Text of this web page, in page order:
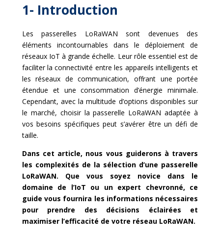
1- Introduction
Les passerelles LoRaWAN sont devenues des
éléments incontournables dans le déploiement de
réseaux IoT à grande échelle. Leur rôle essentiel est de
faciliter la connectivité entre les appareils intelligents et
les réseaux de communication, offrant une portée
étendue et une consommation d’énergie minimale.
Cependant, avec la multitude d’options disponibles sur
le marché, choisir la passerelle LoRaWAN adaptée à
vos besoins spécifiques peut s’avérer être un défi de
taille.
Dans cet article, nous vous guiderons à travers
les complexités de la sélection d’une passerelle
LoRaWAN. Que vous soyez novice dans le
domaine de l’IoT ou un expert chevronné, ce
guide vous fournira les informations nécessaires
pour prendre des décisions éclairées et
maximiser l’efficacité de votre réseau LoRaWAN.